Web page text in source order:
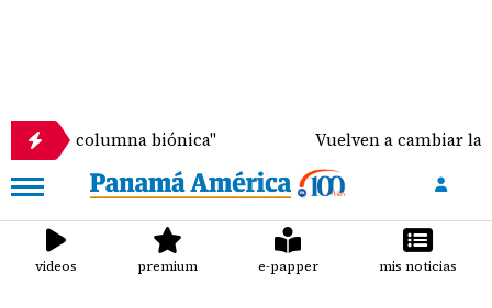
biónica" Vuelven a cambiar la fecha de
videos premium e-papper mis noticias